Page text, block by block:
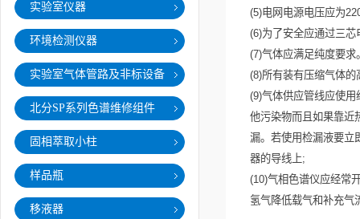
实验室仪器
环境检测仪器
实验室气体管路及非标设备
北分SP系列色谱维修组件
固相萃取小柱
样品瓶
移液器
(5)电网电源电压应为
(6)为了安全应通过三
(7)气体应满足纯度要求
(8)所有装有压缩气体
(9)气体供应管线应使用
他污染物而且如果靠近
漏。若使用检漏液要立
器的导线上;
(10)气相色谱仪应经常
氢气降低载气和补充气